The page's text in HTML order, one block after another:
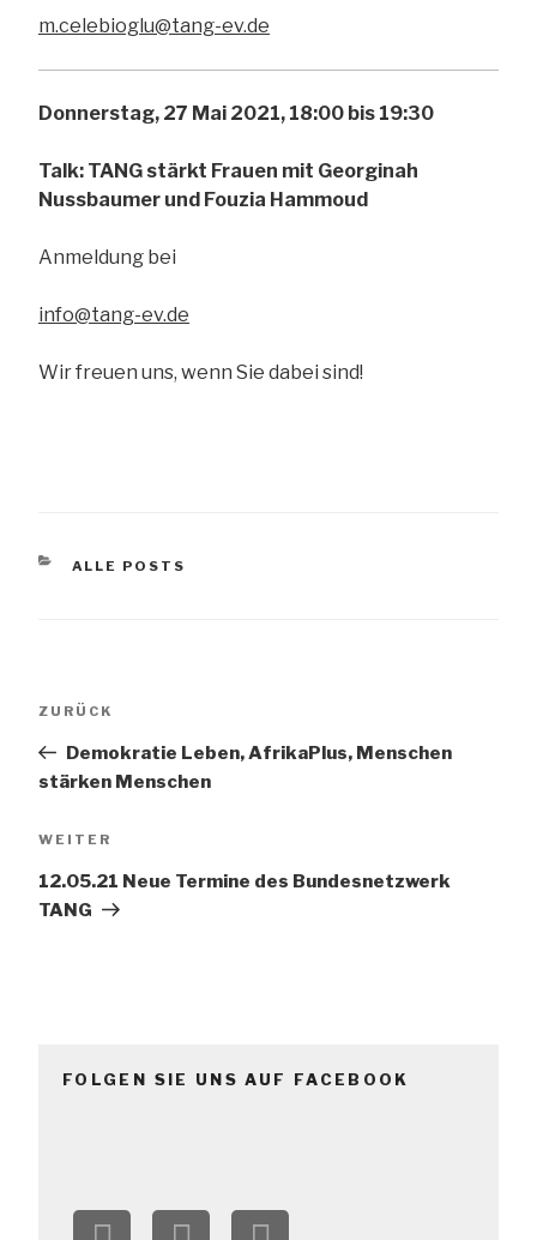
m.celebioglu@tang-ev.de
Donnerstag, 27 Mai 2021, 18:00 bis 19:30
Talk: TANG stärkt Frauen mit Georginah
Nussbaumer und Fouzia Hammoud
Anmeldung bei
info@tang-ev.de
Wir freuen uns, wenn Sie dabei sind!
KATEGORIEN
ALLE POSTS
Vorheriger
ZURÜCK
Demokratie Leben, AfrikaPlus, Menschen
stärken Menschen
Nächster
WEITER
12.05.21 Neue Termine des Bundesnetzwerk
TANG
FOLGEN SIE UNS AUF FACEBOOK